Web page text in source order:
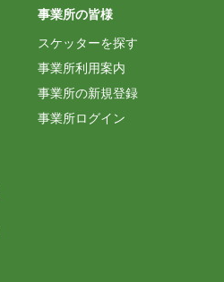
事業所の皆様
スケッターを探す
事業所利用案内
事業所の新規登録
事業所ログイン